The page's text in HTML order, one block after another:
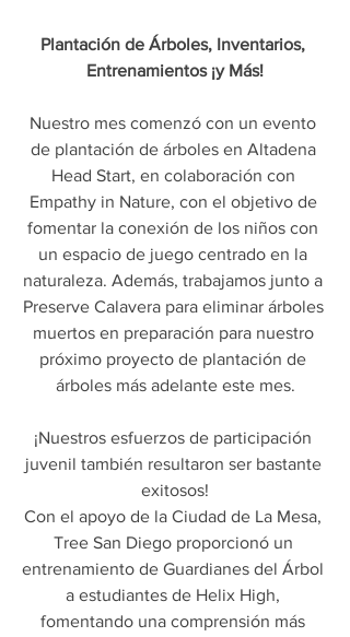
Plantación de Árboles, Inventarios,
Entrenamientos ¡y Más!
Nuestro mes comenzó con un evento
de plantación de árboles en Altadena
Head Start, en colaboración con
Empathy in Nature, con el objetivo de
fomentar la conexión de los niños con
un espacio de juego centrado en la
naturaleza. Además, trabajamos junto a
Preserve Calavera para eliminar árboles
muertos en preparación para nuestro
próximo proyecto de plantación de
árboles más adelante este mes.
¡Nuestros esfuerzos de participación
juvenil también resultaron ser bastante
exitosos!
Con el apoyo de la Ciudad de La Mesa,
Tree San Diego proporcionó un
entrenamiento de Guardianes del Árbol
a estudiantes de Helix High,
fomentando una comprensión más